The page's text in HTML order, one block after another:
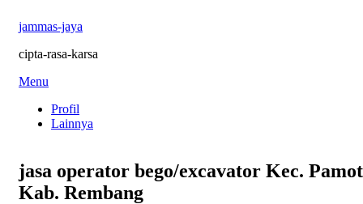
jammas-jaya
cipta-rasa-karsa
Skip
content
Menu
Profil
Lainnya
jasa operator bego/excavator Kec.
Kab. Rembang